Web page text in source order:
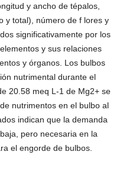
y ancho de tépalos,
y total), número de f lores y
significativamente por los
y sus relaciones
y órganos. Los bulbos
nutrimental durante el
20.58 meq L-1 de Mg2+ se
nutrimentos en el bulbo al
indican que la demanda
pero necesaria en la
el engorde de bulbos.